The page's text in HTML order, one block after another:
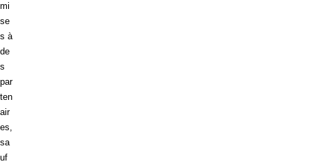
mi
se
s à
de
s
par
ten
air
es,
sa
uf